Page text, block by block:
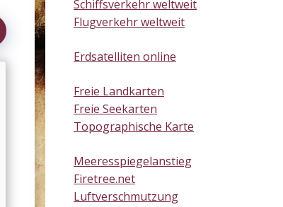
Schiffsverkehr weltweit
Flugverkehr weltweit
Erdsatelliten online
Freie Landkarten
Freie Seekarten
Topographische Karte
Meeresspiegelanstieg
Firetree.net
Luftverschmutzung